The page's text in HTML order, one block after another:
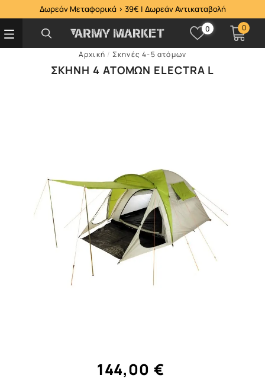
Δωρεάν Μεταφορικά > 39€ | Δωρεάν Αντικαταβολή
0 0
Αρχική / Σκηνές 4-5 ατόμων
ΣΚΗΝΉ 4 ΑΤΌΜΩΝ ELECTRA L
144,00 €